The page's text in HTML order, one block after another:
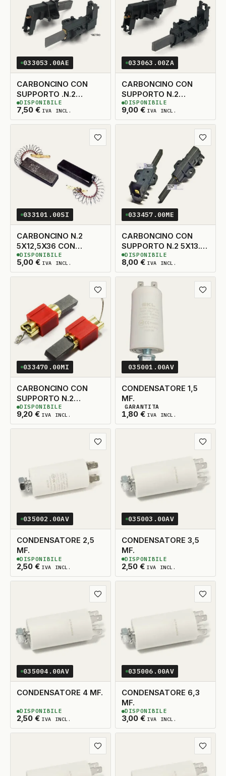
033053.00AE
CARBONCINO CON
SUPPORTO .N.2
5X14X33 TAGLIO DX
ADATTABILE
7,50 € IVA INCL.
3DISPONIBILI
DISPONIBILE
033063.00ZA
CARBONCINO CON
SUPPORTO N.2
5X13,5X38 SX
9,00 € IVA INCL.
3DISPONIBILI
DISPONIBILE
Aggiungi ai preferiti
033101.00SI
CARBONCINO N.2
5X12,5X36 CON
MOLLA
5,00 € IVA INCL.
4DISPONIBILI
DISPONIBILE
033457.00ME
CARBONCINO CON
SUPPORTO N.2 5X13.5
TAGLIO A DESTRA
8,00 € IVA INCL.
5DISPONIBILI
DISPONIBILE
Aggiungi ai preferiti
033470.00MI
CARBONCINO CON
SUPPORTO N.2
5X15X30
9,20 € IVA INCL.
3DISPONIBILI
DISPONIBILE
035001.00AV
CONDENSATORE 1,5
MF.
1,80 € IVA INCL.
2DISPONIBILI
GARANTITA
Aggiungi ai preferiti
035002.00AV
CONDENSATORE 2,5
MF.
2,50 € IVA INCL.
2DISPONIBILI
DISPONIBILE
035003.00AV
CONDENSATORE 3,5
MF.
2,50 € IVA INCL.
2DISPONIBILI
DISPONIBILE
Aggiungi ai preferiti
035004.00AV
CONDENSATORE 4 MF.
2,50 € IVA INCL.
2DISPONIBILI
DISPONIBILE
035006.00AV
CONDENSATORE 6,3
MF.
3,00 € IVA INCL.
2DISPONIBILI
DISPONIBILE
Aggiungi ai preferiti